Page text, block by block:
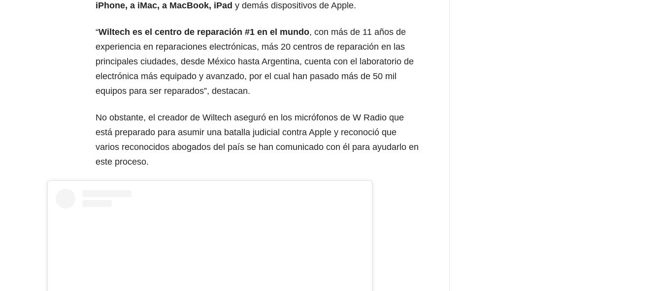
iPhone, a iMac, a MacBook, iPad y demás dispositivos de Apple.
“Wiltech es el centro de reparación #1 en el mundo, con más de 11 años de
experiencia en reparaciones electrónicas, más 20 centros de reparación en las
principales ciudades, desde México hasta Argentina, cuenta con el laboratorio de
electrónica más equipado y avanzado, por el cual han pasado más de 50 mil
equipos para ser reparados”, destacan.
No obstante, el creador de Wiltech aseguró en los micrófonos de W Radio que
está preparado para asumir una batalla judicial contra Apple y reconoció que
varios reconocidos abogados del país se han comunicado con él para ayudarlo en
este proceso.